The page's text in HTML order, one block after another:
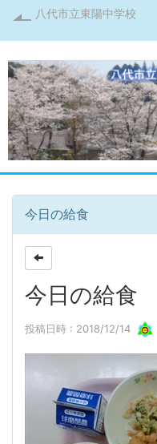
八代市立東陽中学校
今日の給食
今日の給食
投稿日時 : 2018/12/14